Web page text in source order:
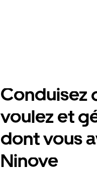
Conduisez
voulez et
dont vous
Ninove